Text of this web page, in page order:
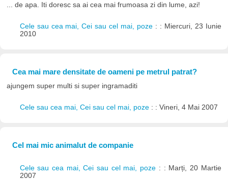
... de apa. Iti doresc sa ai cea mai frumoasa zi din lume, azi!
Cele sau cea mai, Cei sau cel mai, poze : : Miercuri, 23 Iunie
2010
Cea mai mare densitate de oameni pe metrul patrat?
ajungem super multi si super ingramaditi
Cele sau cea mai, Cei sau cel mai, poze : : Vineri, 4 Mai 2007
Cel mai mic animalut de companie
Cele sau cea mai, Cei sau cel mai, poze : : Marți, 20 Martie
2007